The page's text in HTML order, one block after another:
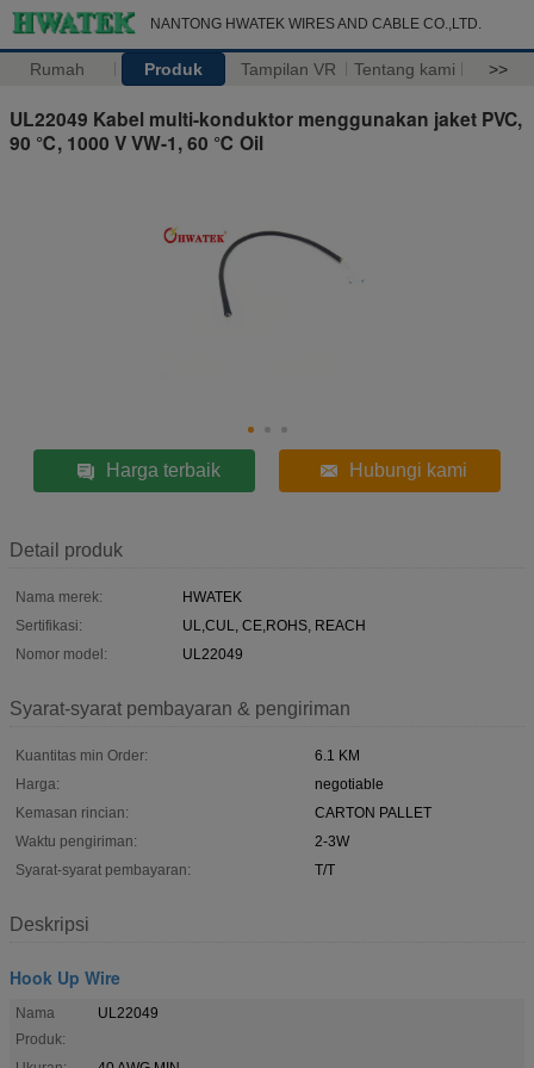
NANTONG HWATEK WIRES AND CABLE CO.,LTD.
Rumah Produk Tampilan VR Tentang kami >>
UL22049 Kabel multi-konduktor menggunakan jaket PVC,
90 ℃, 1000 V VW-1, 60 ℃ Oil
Harga terbaik Hubungi kami
Detail produk
Nama merek:
HWATEK
Sertifikasi:
UL,CUL, CE,ROHS, REACH
Nomor model:
UL22049
Syarat-syarat pembayaran & pengiriman
Kuantitas min Order:
6.1 KM
Harga:
negotiable
Kemasan rincian:
CARTON PALLET
Waktu pengiriman:
2-3W
Syarat-syarat pembayaran:
T/T
Deskripsi
Hook Up Wire
Nama
Produk:
UL22049